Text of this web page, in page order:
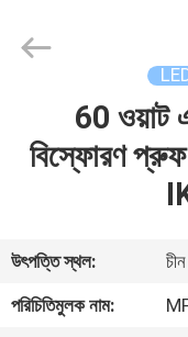
ভিডিও
Lighting
Co.,Ltd..
60 ওয়াট
বিস্ফোরণ
উৎপত্তি স্থল:
চীন
পরিচিতিমুলক নাম: